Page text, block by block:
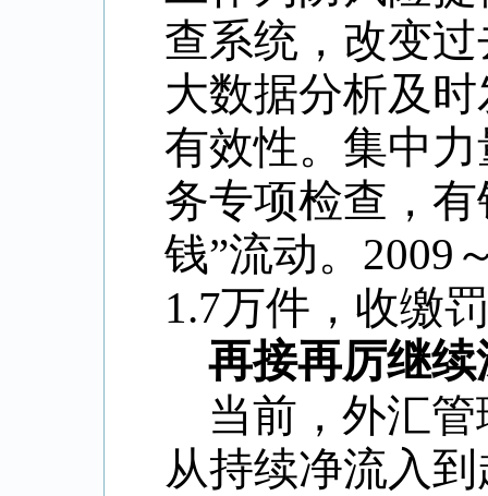
查系统，改变
大数据分析及
有效性。集中
务专项检查，
钱”流动。2009
1.7万件，收缴
再接再厉继续
当前，外汇管
从持续净流入